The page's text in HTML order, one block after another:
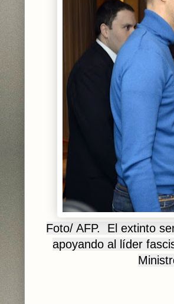
Foto/ AFP. El extinto
apoyando al líder